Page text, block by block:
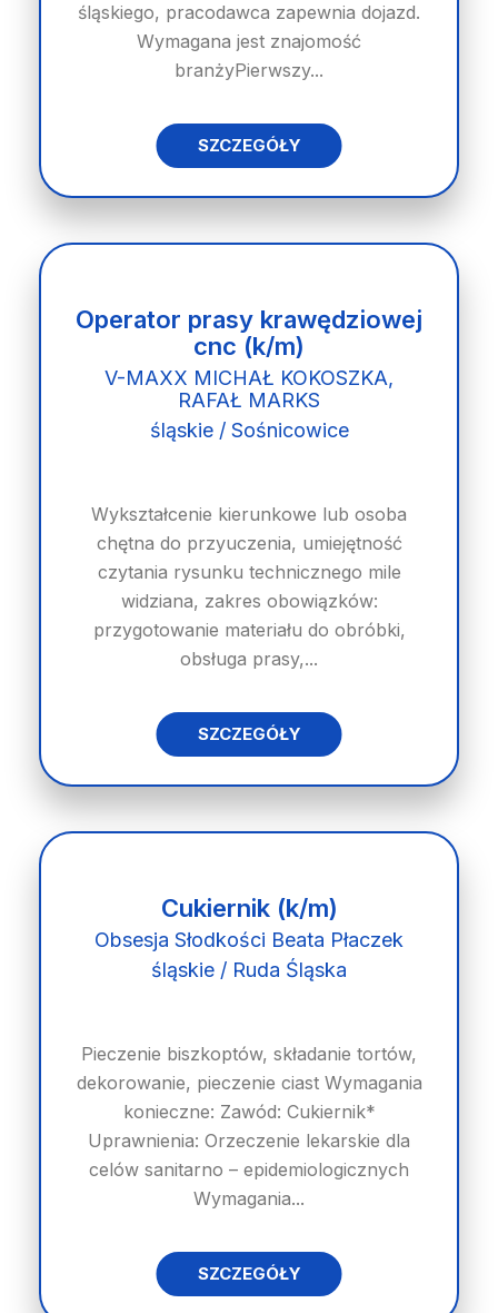
śląskiego, pracodawca zapewnia dojazd.
Wymagana jest znajomość
branżyPierwszy...
SZCZEGÓŁY
Operator prasy krawędziowej
cnc (k/m)
V-MAXX MICHAŁ KOKOSZKA,
RAFAŁ MARKS
śląskie / Sośnicowice
Wykształcenie kierunkowe lub osoba
chętna do przyuczenia, umiejętność
czytania rysunku technicznego mile
widziana, zakres obowiązków:
przygotowanie materiału do obróbki,
obsługa prasy,...
SZCZEGÓŁY
Cukiernik (k/m)
Obsesja Słodkości Beata Płaczek
śląskie / Ruda Śląska
Pieczenie biszkoptów, składanie tortów,
dekorowanie, pieczenie ciast Wymagania
konieczne: Zawód: Cukiernik*
Uprawnienia: Orzeczenie lekarskie dla
celów sanitarno – epidemiologicznych
Wymagania...
SZCZEGÓŁY